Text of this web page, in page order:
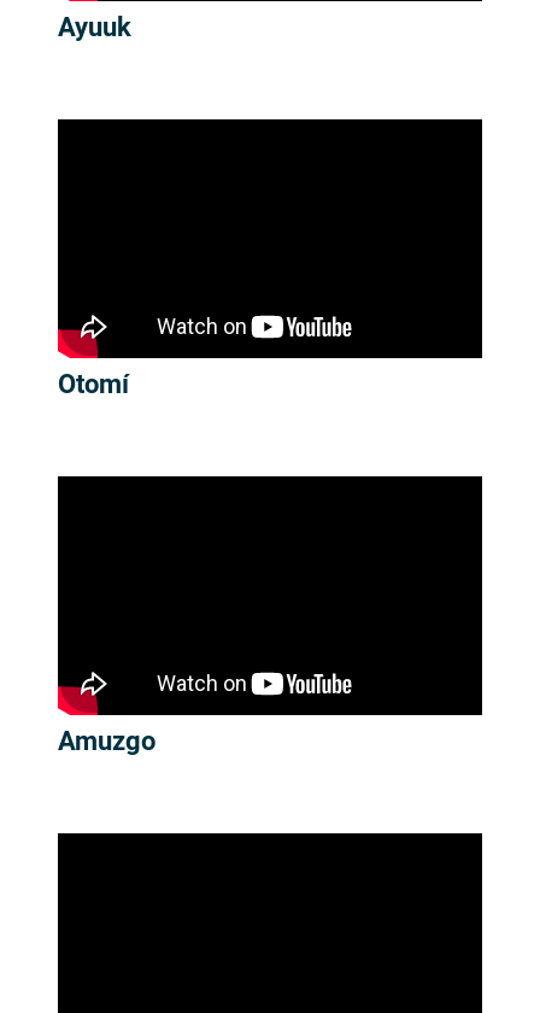
Ayuuk
Otomí
Amuzgo